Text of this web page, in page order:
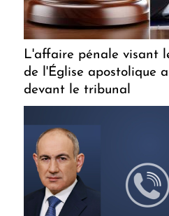
L'affaire pénale visant
de l'Église apostolique
devant le tribunal